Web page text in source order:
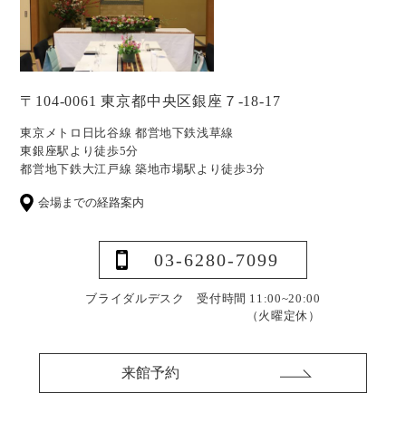
〒104-0061 東京都中央区銀座７-18-17
東京メトロ日比谷線 都営地下鉄浅草線
東銀座駅より徒歩5分
都営地下鉄大江戸線 築地市場駅より徒歩3分
会場までの経路案内
03-6280-7099
ブライダルデスク 受付時間 11:00~20:00
（火曜定休）
来館予約